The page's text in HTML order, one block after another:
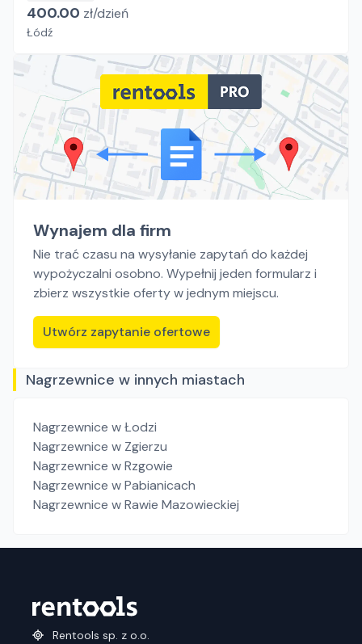
400.00 zł/dzień
Łódź
Wynajem dla firm
Nie trać czasu na wysyłanie zapytań do każdej
wypożyczalni osobno. Wypełnij jeden formularz i
zbierz wszystkie oferty w jednym miejscu.
Utwórz zapytanie ofertowe
Nagrzewnice w innych miastach
Nagrzewnice w Łodzi
Nagrzewnice w Zgierzu
Nagrzewnice w Rzgowie
Nagrzewnice w Pabianicach
Nagrzewnice w Rawie Mazowieckiej
Rentools sp. z o.o.